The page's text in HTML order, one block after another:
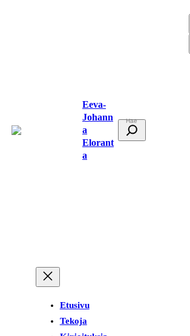
Eeva-
Johann
a
Elorant
a
t
Etusivu
Tekoja